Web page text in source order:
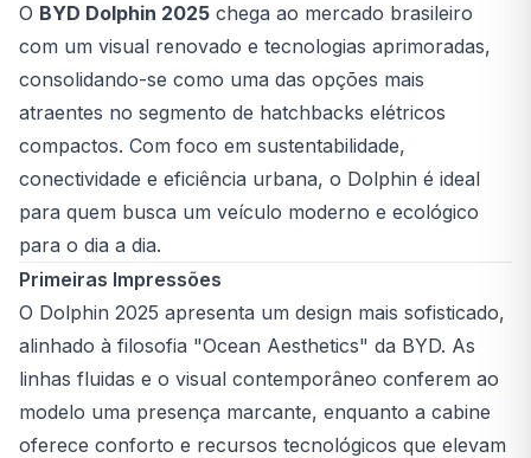
O BYD Dolphin 2025 chega ao mercado brasileiro
com um visual renovado e tecnologias aprimoradas,
consolidando-se como uma das opções mais
atraentes no segmento de hatchbacks elétricos
compactos. Com foco em sustentabilidade,
conectividade e eficiência urbana, o Dolphin é ideal
para quem busca um veículo moderno e ecológico
para o dia a dia.
Primeiras Impressões
O Dolphin 2025 apresenta um design mais sofisticado,
alinhado à filosofia "Ocean Aesthetics" da BYD. As
linhas fluidas e o visual contemporâneo conferem ao
modelo uma presença marcante, enquanto a cabine
oferece conforto e recursos tecnológicos que elevam